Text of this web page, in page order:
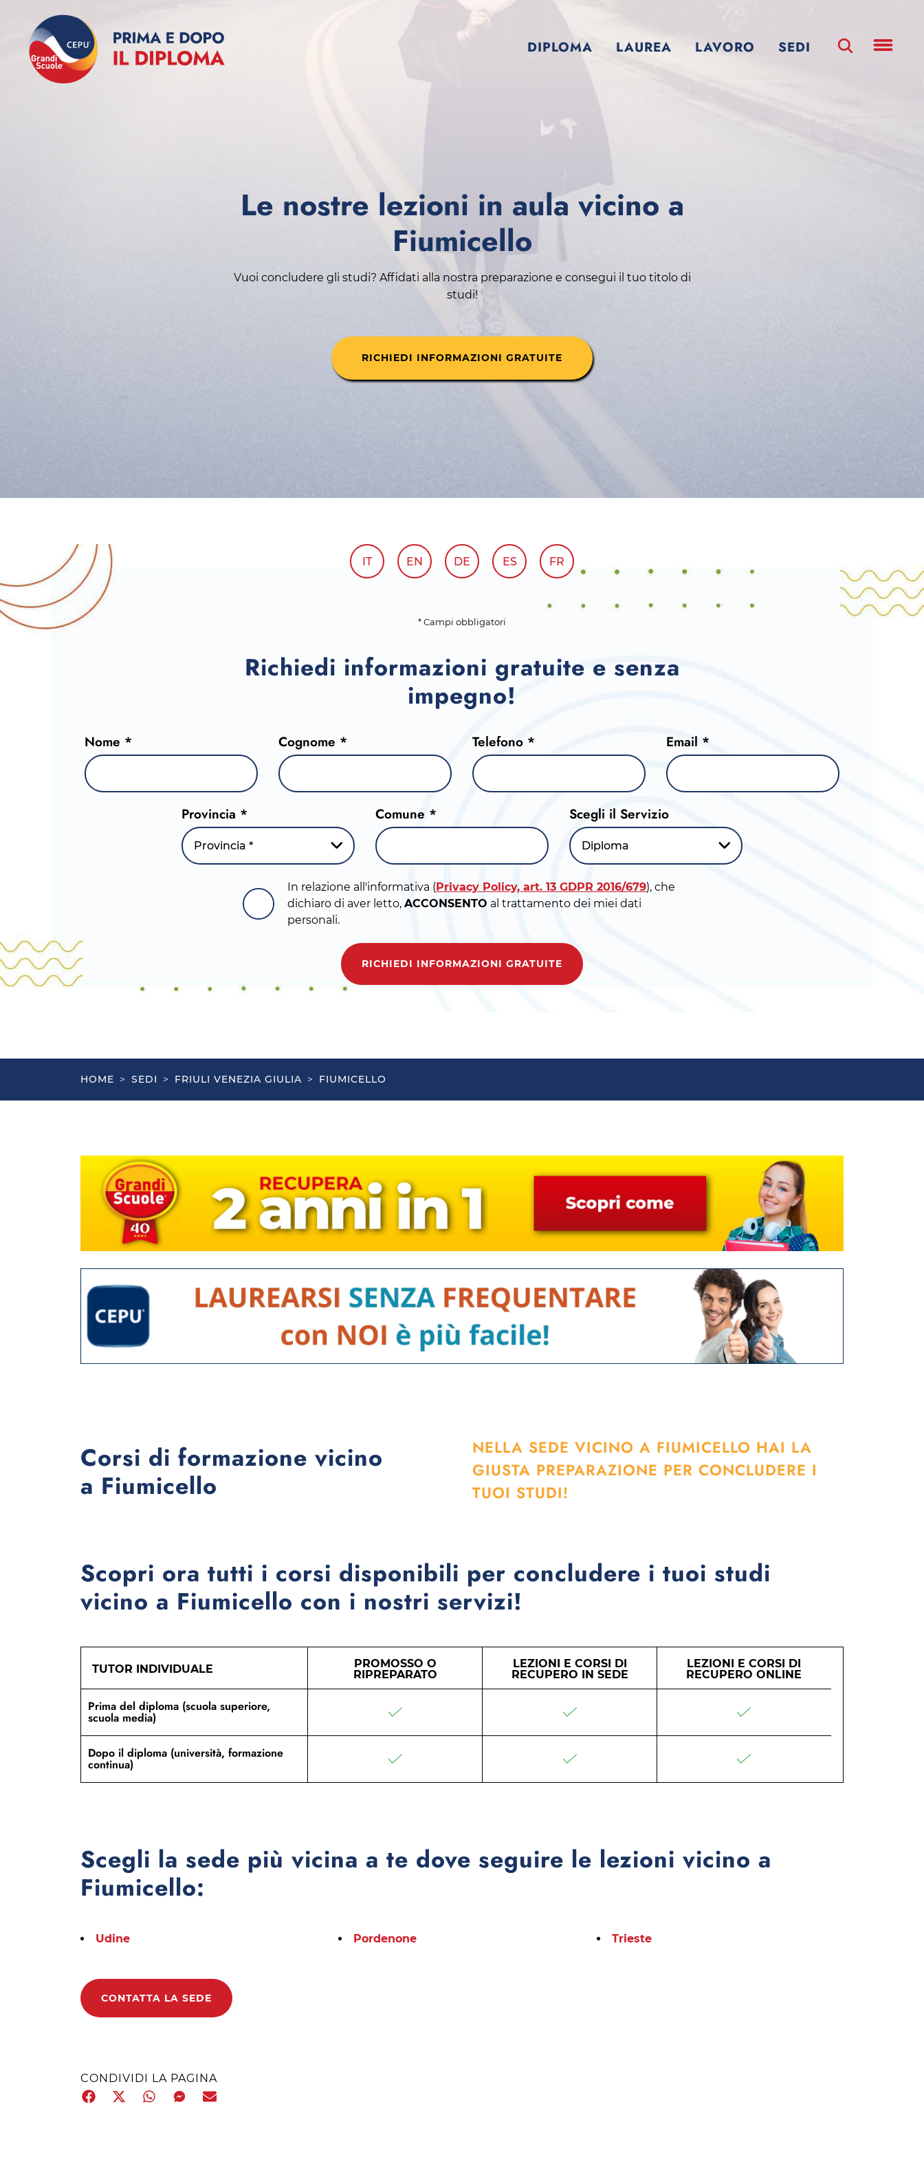
DIPLOMA LAUREA LAVORO SEDI
Le nostre lezioni in aula vicino a
Fiumicello
Vuoi concludere gli studi? Affidati alla nostra preparazione e consegui il tuo titolo di
studi!
RICHIEDI INFORMAZIONI GRATUITE
IT EN DE ES FR
* Campi obbligatori
Richiedi informazioni gratuite e senza
impegno!
Nome * Cognome * Telefono * Email *
Provincia *
Provincia *
Comune * Scegli il Servizio
Diploma
In relazione all'informativa (Privacy Policy, art. 13 GDPR 2016/679), che
dichiaro di aver letto,ACCONSENTO al trattamento dei miei dati
personali.
RICHIEDI INFORMAZIONI GRATUITE
HOME > SEDI > FRIULI VENEZIA GIULIA > FIUMICELLO
Corsi di formazione vicino
a Fiumicello
NELLA SEDE VICINO A FIUMICELLO HAI LA
GIUSTA PREPARAZIONE PER CONCLUDERE I
TUOI STUDI!
Scopri ora tutti i corsi disponibili per concludere i tuoi studi
vicino a Fiumicello con i nostri servizi!
TUTOR INDIVIDUALE
PROMOSSO O
RIPREPARATO
LEZIONI E CORSI DI
RECUPERO IN SEDE
LEZIONI E CORSI DI
RECUPERO ONLINE
Prima del diploma (scuola superiore,
scuola media)
Dopo il diploma (università, formazione
continua)
Scegli la sede più vicina a te dove seguire le lezioni vicino a
Fiumicello:
Udine Pordenone Trieste
CONTATTA LA SEDE
CONDIVIDI LA PAGINA